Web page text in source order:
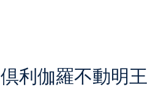
倶利伽羅不動明王